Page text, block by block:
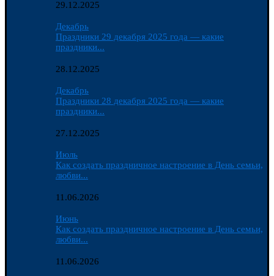
29.12.2025
Декабрь
Праздники 29 декабря 2025 года — какие
праздники...
28.12.2025
Декабрь
Праздники 28 декабря 2025 года — какие
праздники...
27.12.2025
Июль
Как создать праздничное настроение в День семьи,
любви...
11.06.2026
Июнь
Как создать праздничное настроение в День семьи,
любви...
11.06.2026